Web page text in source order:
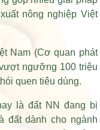
nông nghiệp Việt
Nam (Cơ quan phát
ngưỡng 100 triệu
quen tiêu dùng.
là đất NN đang bị
đất dành cho ngành